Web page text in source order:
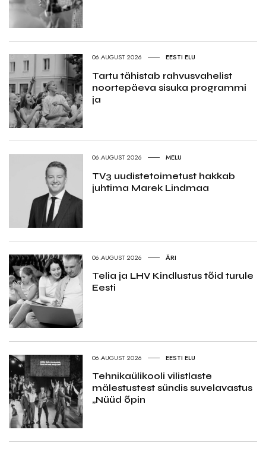
06.AUGUST 2026 EESTI ELU
Tartu tähistab rahvusvahelist
noortepäeva sisuka programmi
ja
06.AUGUST 2026 MELU
TV3 uudistetoimetust hakkab
juhtima Marek Lindmaa
06.AUGUST 2026 ÄRI
Telia ja LHV Kindlustus tõid turule
Eesti
06.AUGUST 2026 EESTI ELU
Tehnikaülikooli vilistlaste
mälestustest sündis suvelavastus
„Nüüd õpin